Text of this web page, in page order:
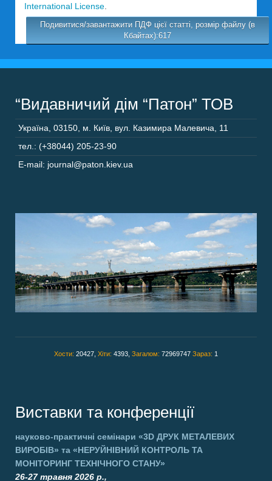
International License
Подивитися/завантажити ПДФ цієї статті, розмір файлу (в
Кбайтах):617
“Видавничий дім “Патон” ТОВ
Україна 03150 м. Київ, вул. Казимира Малевича, 11
тел.: (+38044) 205-23-90
E-mail: journal@paton.kiev.ua
Хости: 20427, Хіти: 4393, Загалом: 72969747 Зараз: 1
Виставки та конференції
науково-практичні семінари «3D ДРУК МЕТАЛЕВИХ
ВИРОБІВ» та «НЕРУЙНІВНИЙ КОНТРОЛЬ ТА
МОНІТОРИНГ ТЕХНІЧНОГО СТАНУ»
26-27 травня 2026 р.,